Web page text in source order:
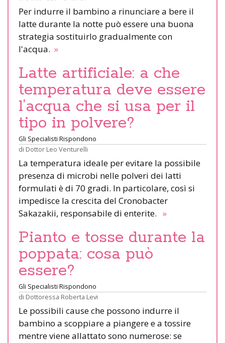
Per indurre il bambino a rinunciare a bere il
latte durante la notte può essere una buona
strategia sostituirlo gradualmente con
l'acqua. »
Latte artificiale: a che
temperatura deve essere
l’acqua che si usa per il
tipo in polvere?
Gli Specialisti Rispondono
di Dottor Leo Venturelli
La temperatura ideale per evitare la possibile
presenza di microbi nelle polveri dei latti
formulati è di 70 gradi. In particolare, così si
impedisce la crescita del Cronobacter
Sakazakii, responsabile di enterite. »
Pianto e tosse durante la
poppata: cosa può
essere?
Gli Specialisti Rispondono
di Dottoressa Roberta Levi
Le possibili cause che possono indurre il
bambino a scoppiare a piangere e a tossire
mentre viene allattato sono numerose: se